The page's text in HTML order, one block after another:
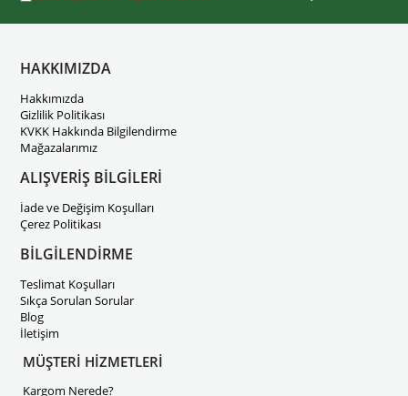
HAKKIMIZDA
Hakkımızda
Gizlilik Politikası
KVKK Hakkında Bilgilendirme
Mağazalarımız
ALIŞVERİŞ BİLGİLERİ
İade ve Değişim Koşulları
Çerez Politikası
BİLGİLENDİRME
Teslimat Koşulları
Sıkça Sorulan Sorular
Blog
İletişim
MÜŞTERİ HİZMETLERİ
Kargom Nerede?